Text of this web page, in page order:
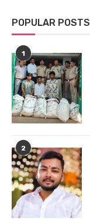
POPULAR POSTS
1
2